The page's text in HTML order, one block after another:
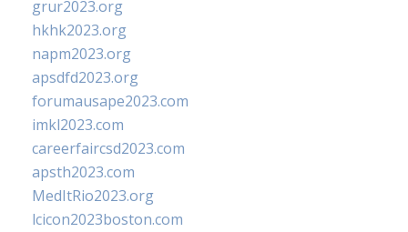
grur2023.org
hkhk2023.org
napm2023.org
apsdfd2023.org
forumausape2023.com
imkl2023.com
careerfaircsd2023.com
apsth2023.com
MedItRio2023.org
lcicon2023boston.com